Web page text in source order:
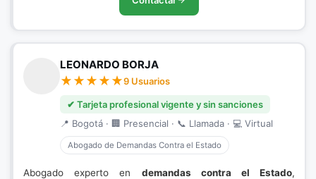
LEONARDO BORJA
9 Usuarios
✔ Tarjeta profesional vigente y sin sanciones
📍 Bogotá · 🏢 Presencial · 📞 Llamada · 💻 Virtual
Abogado de Demandas Contra el Estado
Abogado experto en demandas contra el Estado,